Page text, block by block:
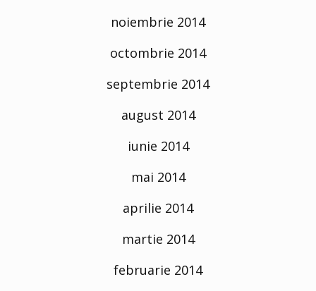
noiembrie 2014
octombrie 2014
septembrie 2014
august 2014
iunie 2014
mai 2014
aprilie 2014
martie 2014
februarie 2014